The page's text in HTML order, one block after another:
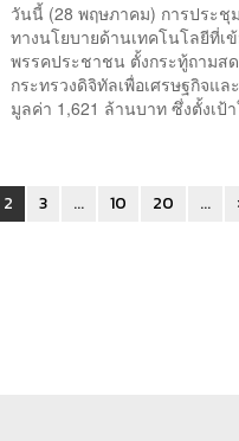
วันนี้ (28 พฤษภาคม) การประชุ
ทางนโยบายด้านเทคโนโลยีที่
พรรคประชาชน ตั้งกระทู้ถามส
กระทรวงดิจิทัลเพื่อเศรษฐกิจแล
มูลค่า 1,621 ล้านบาท ซึ่งตั้งเป้
2 3 ... 10 20 ...